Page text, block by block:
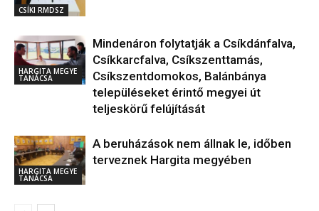
CSÍKI RMDSZ
HARGITA MEGYE
TANÁCSA
Mindenáron folytatják a Csíkdánfalva,
Csíkkarcfalva, Csíkszenttamás,
Csíkszentdomokos, Balánbánya
településeket érintő megyei út
teljeskörű felújítását
HARGITA MEGYE
TANÁCSA
A beruházások nem állnak le, időben
terveznek Hargita megyében